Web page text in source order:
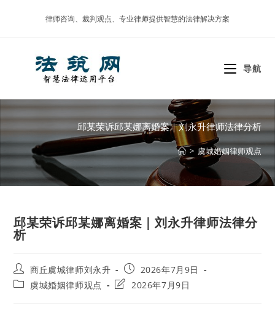
律师咨询、裁判观点、专业律师提供智慧的法律解决方案
导航
邱某荣诉邱某娜离婚案｜刘永升律师法律分析
> 虞城婚姻律师观点
邱某荣诉邱某娜离婚案｜刘永升律师法律分
析
Post
author:
商丘虞城律师刘永升
Post
published:
2026年7月9日
Post虞城婚姻律师观点
Post2026年7月9日